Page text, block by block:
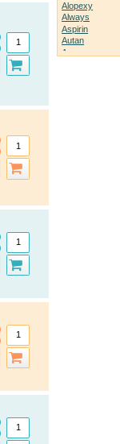
Alopexy
Always
Aspirin
Autan
Avene